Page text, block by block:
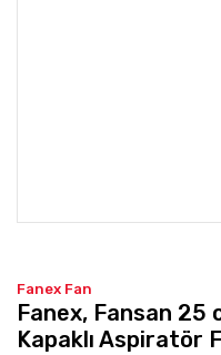
Fanex Fan
Fanex, Fansan 25
Kapaklı Aspiratör